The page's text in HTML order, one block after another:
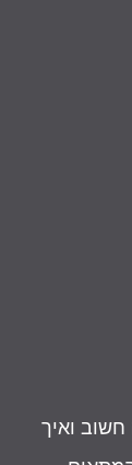
ואיך